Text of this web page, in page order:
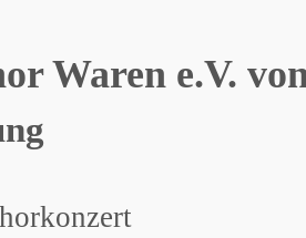
Waren e.V.